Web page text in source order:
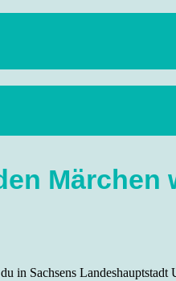
im schönen Elbflorenz..
Märchen
in Sachsens